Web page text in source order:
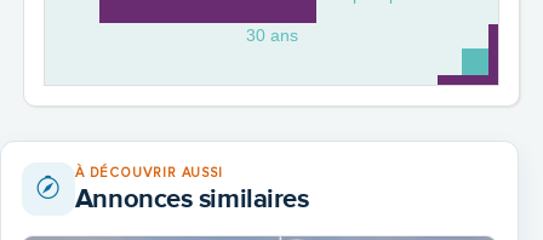
30 ans
À DÉCOUVRIR AUSSI
Annonces similaires